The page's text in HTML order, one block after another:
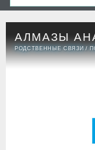
АЛМАЗЫ
РОДСТВЕННЫЕ СВЯЗИ /